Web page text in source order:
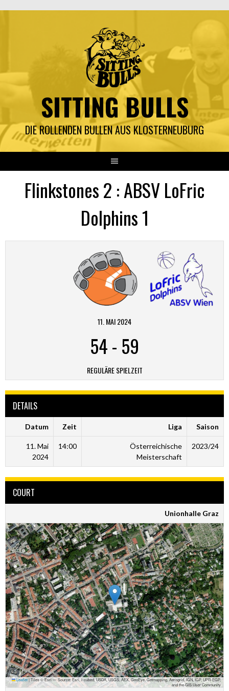
SITTING BULLS
DIE ROLLENDEN BULLEN AUS KLOSTERNEUBURG
Flinkstones 2 : ABSV LoFric
Dolphins 1
11. MAI 2024
54- 59
REGULÄRE SPIELZEIT
DETAILS
Datum Zeit Liga Saison
11. Mai
2024
14:00
Österreichische
Meisterschaft
2023/24
COURT
Unionhalle Graz
Leaflet|Tiles © Esri — Source: Esri, i-cubed, USDA, USGS, AEX, GeoEye, Getmapping, Aerogrid, IGN, IGP, UPR-EGP,
and the GIS User Community